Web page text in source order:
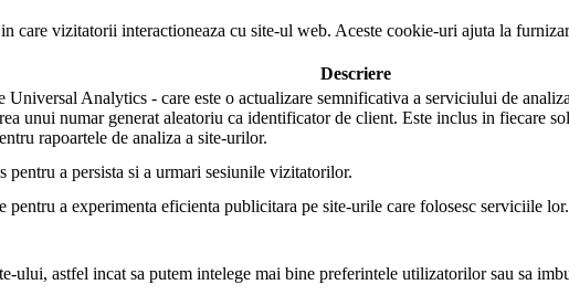
care vizitatorii interactioneaza cu site-ul web. Aceste cookie-uri ajuta la
Descriere
Universal Analytics - care este o actualizare semnificativa a serviciului de
unui numar generat aleatoriu ca identificator de client. Este inclus in fiecare
rapoartele de analiza a site-urilor.
a persista si a urmari sesiunile vizitatorilor.
pentru a experimenta eficienta publicitara pe site-urile care folosesc serviciile lor.
ului, astfel incat sa putem intelege mai bine preferintele utilizatorilor sau sa